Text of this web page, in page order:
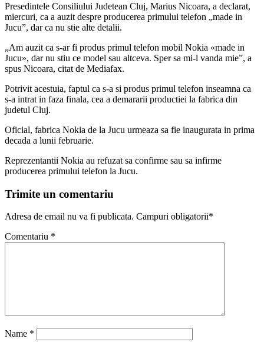
Presedintele Consiliului Judetean Cluj, Marius Nicoara, a declarat,
miercuri, ca a auzit despre producerea primului telefon „made in
Jucu”, dar ca nu stie alte detalii.
„Am auzit ca s-ar fi produs primul telefon mobil Nokia «made in
Jucu», dar nu stiu ce model sau altceva. Sper sa mi-l vanda mie”, a
spus Nicoara, citat de Mediafax.
Potrivit acestuia, faptul ca s-a si produs primul telefon inseamna ca
s-a intrat in faza finala, cea a demararii productiei la fabrica din
judetul Cluj.
Oficial, fabrica Nokia de la Jucu urmeaza sa fie inaugurata in prima
decada a lunii februarie.
Reprezentantii Nokia au refuzat sa confirme sau sa infirme
producerea primului telefon la Jucu.
Trimite un comentariu
Adresa de email nu va fi publicata. Campuri obligatorii*
Comentariu *
Name *